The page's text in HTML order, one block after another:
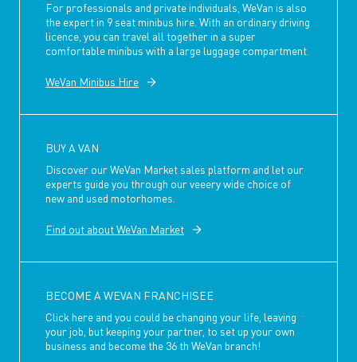
For professionals and private individuals, WeVan is also
the expert in 9 seat minibus hire. With an ordinary driving
licence, you can travel all together in a super
comfortable minibus with a large luggage compartment.
WeVan Minibus Hire
BUY A VAN
Discover our WeVan Market sales platform and let our
experts guide you through our veeery wide choice of
new and used motorhomes.
Find out about WeVan Market
BECOME A WEVAN FRANCHISEE
Click here and you could be changing your life, leaving
your job, but keeping your partner, to set up your own
business and become the 36 th WeVan branch!